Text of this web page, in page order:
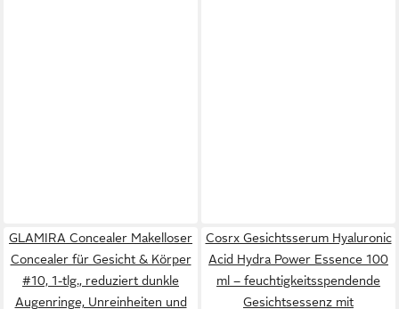
GLAMIRA Concealer Makelloser
Concealer für Gesicht & Körper
#10, 1-tlg., reduziert dunkle
Augenringe, Unreinheiten und
Cosrx Gesichtsserum Hyaluronic
Acid Hydra Power Essence 100
ml – feuchtigkeitsspendende
Gesichtsessenz mit